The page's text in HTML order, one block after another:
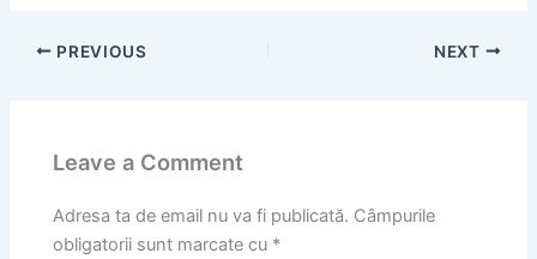
PREVIOUS NEXT
Leave a Comment
Adresa ta de email nu va fi publicată. Câmpurile
obligatorii sunt marcate cu *